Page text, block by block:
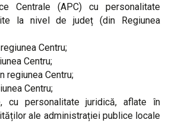
Centrale (APC) cu personalitate
la nivel de județ (din Regiunea
Centru;
Centru;
regiunea Centru;
Centru;
cu personalitate juridică, aflate în
ale administrației publice locale